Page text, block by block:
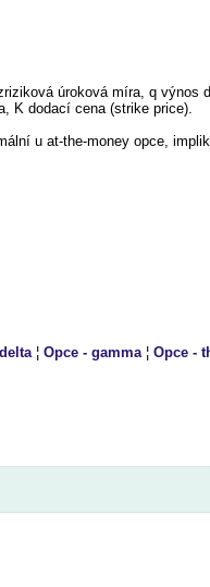
úroková míra, q výnos
K dodací cena (strike price).
u at-the-money opce,
¦Opce - gamma¦Opce -